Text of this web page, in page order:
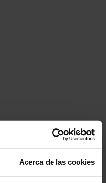
Acerca de las cookies